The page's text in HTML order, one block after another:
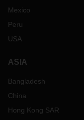
Mexico
Peru
USA
ASIA
Bangladesh
China
Hong Kong SAR